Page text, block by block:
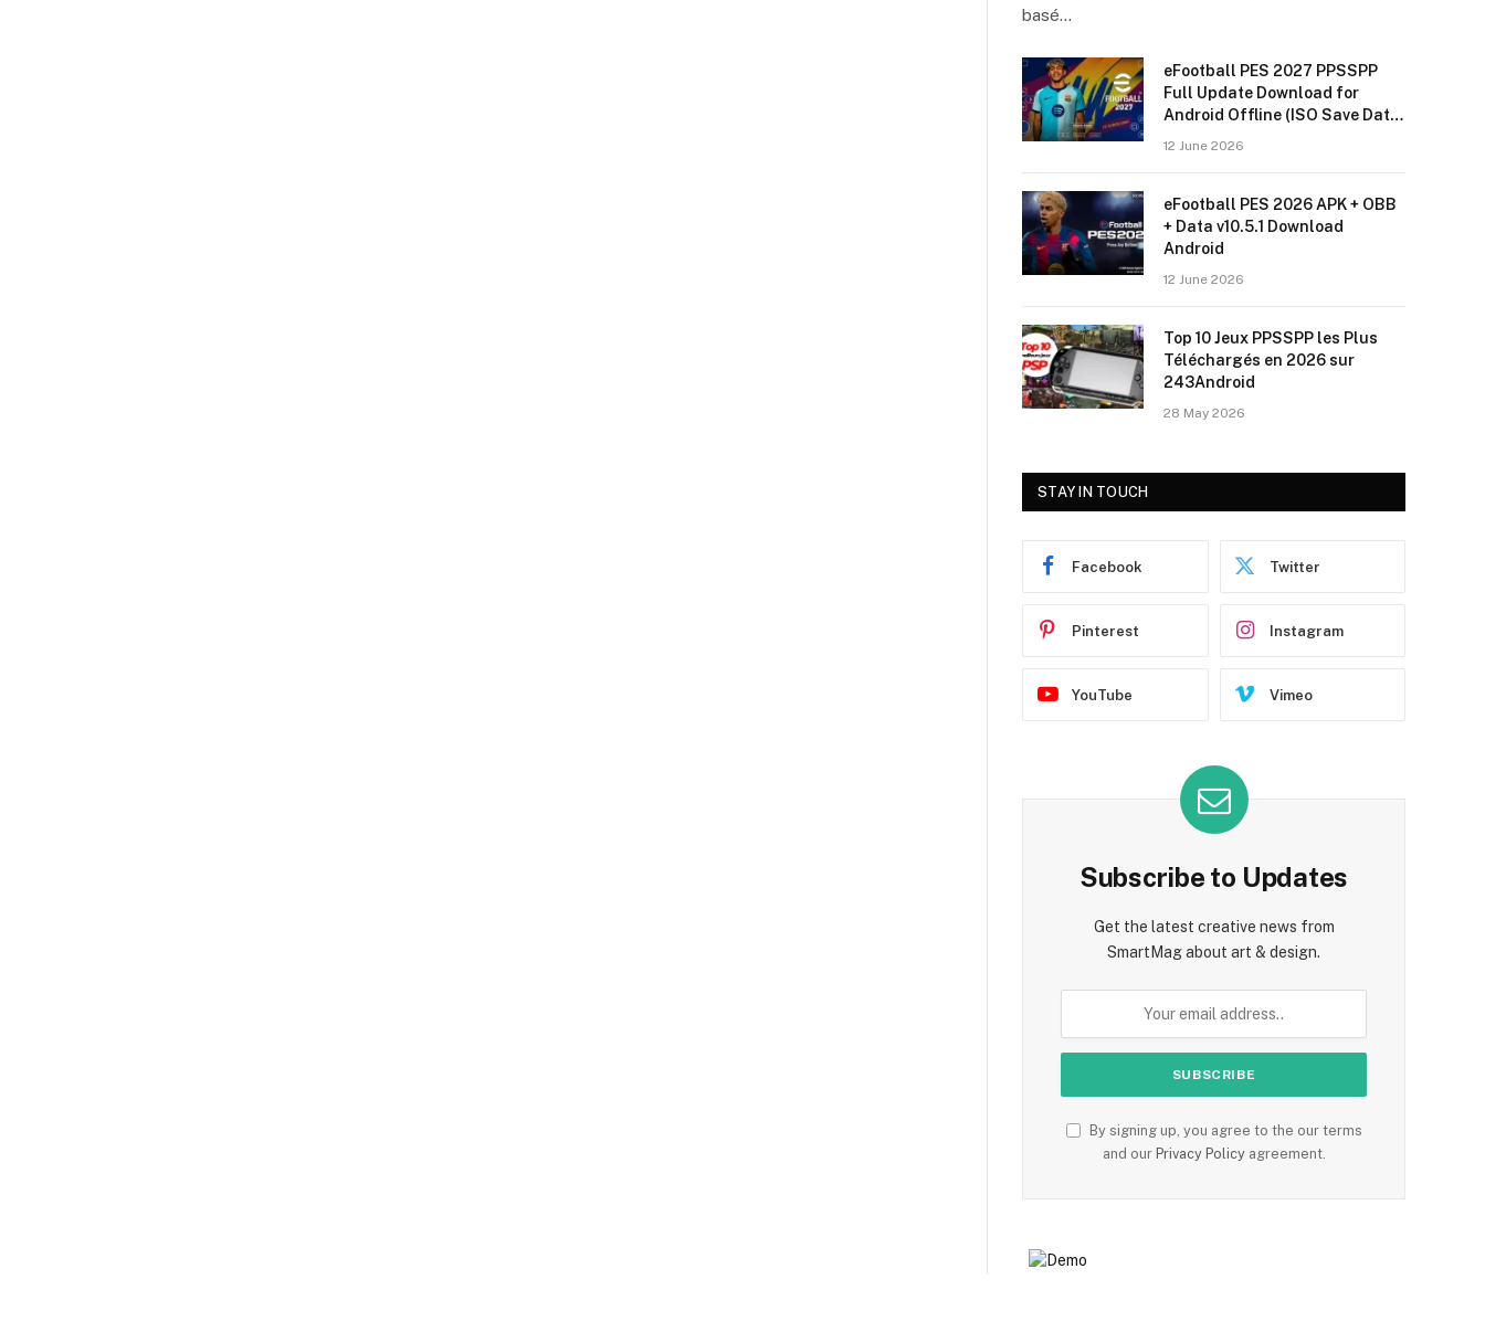
basé…
eFootball PES 2027 PPSSPP
Full Update Download for
Android Offline (ISO Save Data
12 June 2026
eFootball PES 2026 APK + OBB
+ Data v10.5.1 Download
Android
12 June 2026
Top 10 Jeux PPSSPP les Plus
Téléchargés en 2026 sur
243Android
28 May 2026
STAY IN TOUCH
Facebook Twitter
Pinterest Instagram
YouTube Vimeo
Subscribe to Updates
Get the latest creative news from
SmartMag about art & design.
By signing up, you agree to the our terms
and our Privacy Policyagreement.